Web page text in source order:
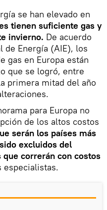
se han elevado en
tienen suficiente gas y
invierno. De acuerdo
de Energía (AIE), los
gas en Europa están
que se logró, entre
primera mitad del año
para Europa no
de los altos costos
serán los países más
excluidos del
correrán con costos
especialistas.